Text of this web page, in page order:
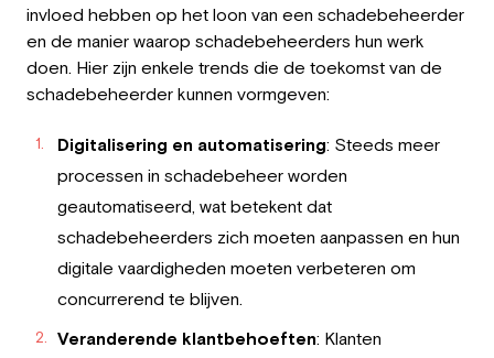
invloed hebben op het loon van een schadebeheerder
en de manier waarop schadebeheerders hun werk
doen. Hier zijn enkele trends die de toekomst van de
schadebeheerder kunnen vormgeven:
Digitalisering en automatisering: Steeds meer
processen in schadebeheer worden
geautomatiseerd, wat betekent dat
schadebeheerders zich moeten aanpassen en hun
digitale vaardigheden moeten verbeteren om
concurrerend te blijven.
Veranderende klantbehoeften: Klanten